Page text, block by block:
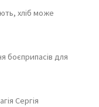
хліб може
боєприпасів для
Сергія